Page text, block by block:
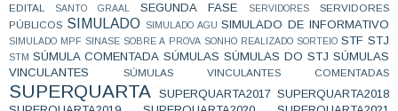
EDITAL
SANTO GRAAL SEGUNDA FASE SERVIDORES
SERVIDORES
PÚBLICOS SIMULADO SIMULADO AGU SIMULADO DE INFORMATIVO
SIMULADO MPF SINASE SOBRE A PROVA SONHO REALIZADO SORTEIO STF STJ
STM SÚMULA COMENTADA SÚMULAS SÚMULAS DO STJ SÚMULAS
VINCULANTES
SÚMULAS VINCULANTES COMENTADAS
SUPERQUARTA SUPERQUARTA2017 SUPERQUARTA2018